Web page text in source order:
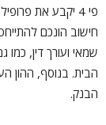
פי 4 יקבע את
חישוב הונכם
שמאי ועורך דין,
הבית. בנוסף, ההון
הבנק.